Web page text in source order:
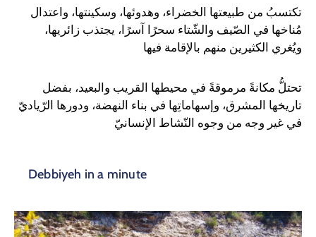
الإدارية
التعاميم
بلديتي
سطور
تكتسبُ من طبيعتها الخضراء، وهدوئها، وسكينتها، واعتدال
مُناخها في الصّيف والشّتاء سحرًا آسرًا، يجتذب زائريها،
ويُغري الكثيرين منهم بالإقامة فيها
تحتلُّ مكانةً مرموقةً في محيطها القريب والبعيد، بفضل
تاريخها المشرق، وإسهاماتِها في بناء النهضة، ودورها الرّياديّ
في غير وجه من وجوه النّشاط الإنسانيّ
Debbiyeh in a minute